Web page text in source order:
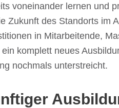
vonein­an­der lernen und
Zukunft des Stand­orts im
in Mitar­bei­tende,
komplett neues
noch­mals unterstreicht.